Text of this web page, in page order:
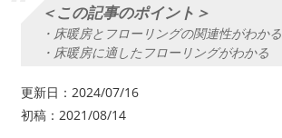
＜この記事のポイント＞
・床暖房とフローリングの関連性がわかる
・床暖房に適したフローリングがわかる
更新日：2024/07/16
初稿：2021/08/14